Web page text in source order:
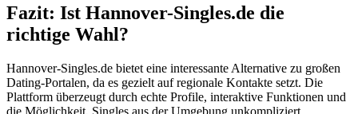
Fazit: Ist Hannover-Singles.de die
richtige Wahl?
Hannover-Singles.de bietet eine interessante Alternative zu großen
Dating-Portalen, da es gezielt auf regionale Kontakte setzt. Die
Plattform überzeugt durch echte Profile, interaktive Funktionen und
die Möglichkeit, Singles aus der Umgebung unkompliziert